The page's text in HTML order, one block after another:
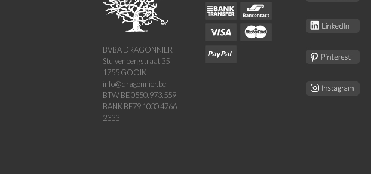
BVBA DRAGONNIER
Stuivenbergstraat 35
1755 GOOIK
info@dragonnier.be
BTW BE 0550.973.559
BANK BE79 1030 4766
2333